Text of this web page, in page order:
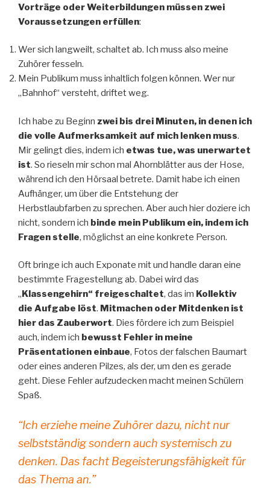
Vorträge oder Weiterbildungen müssen zwei
Voraussetzungen erfüllen:
Wer sich langweilt, schaltet ab. Ich muss also meine
Zuhörer fesseln.
Mein Publikum muss inhaltlich folgen können. Wer nur
„Bahnhof“ versteht, driftet weg.
Ich habe zu Beginn zwei bis drei Minuten, in denen ich
die volle Aufmerksamkeit auf mich lenken muss.
Mir gelingt dies, indem ich etwas tue, was unerwartet
ist. So rieseln mir schon mal Ahornblätter aus der Hose,
während ich den Hörsaal betrete. Damit habe ich einen
Aufhänger, um über die Entstehung der
Herbstlaubfarben zu sprechen. Aber auch hier doziere ich
nicht, sondern ich binde mein Publikum ein, indem ich
Fragen stelle, möglichst an eine konkrete Person.
Oft bringe ich auch Exponate mit und handle daran eine
bestimmte Fragestellung ab. Dabei wird das
„ Klassengehirn“ freigeschaltet, das im Kollektiv
die Aufgabe löst. Mitmachen oder Mitdenken ist
hier das Zauberwort. Dies fördere ich zum Beispiel
auch, indem ich bewusst Fehler in meine
Präsentationen einbaue, Fotos der falschen Baumart
oder eines anderen Pilzes, als der, um den es gerade
geht. Diese Fehler aufzudecken macht meinen Schülern
Spaß.
“Ich erziehe meine Zuhörer dazu, nicht nur
selbstständig sondern auch systemisch zu
denken. Das facht Begeisterungsfähigkeit für
das Thema an.”